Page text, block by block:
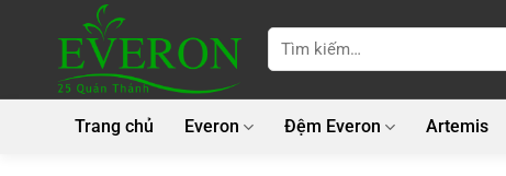
dung
Tìm
kiếm:
Trang chủ Everon Đệm Everon Artemis